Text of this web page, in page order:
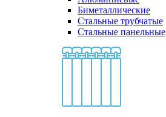
Биметаллические
Стальные трубчатые
Стальные панельные